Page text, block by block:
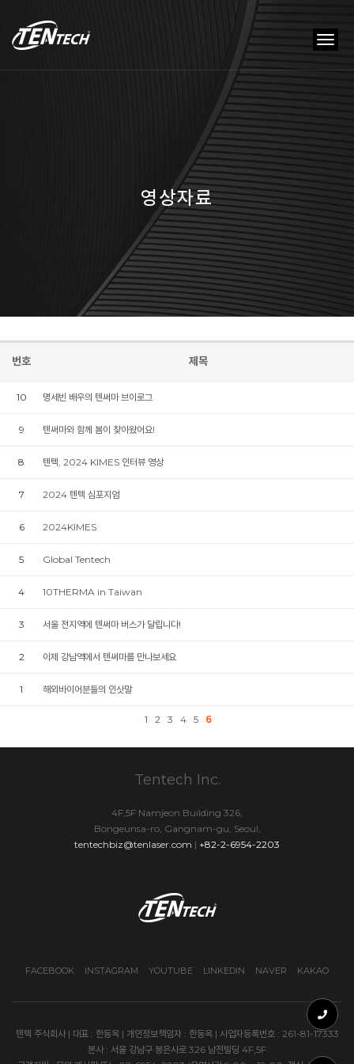
영상자료
번호 제목
10 명세빈 배우의 텐써마 브이로그
9 텐써마와 함께 봄이 찾아왔어요!
8 텐텍, 2024 KIMES 인터뷰 영상
7 2024 텐텍 심포지엄
6 2024KIMES
5 Global Tentech
4 10THERMA in Taiwan
3 서울 전지역에 텐써마 버스가 달립니다!
2 이제 강남역에서 텐써마를 만나보세요
1 해외바이어분들의 인삿말
1 2 3 4 5 6
Tentech Inc.
4F,5F Namjeon Building 326,
Bongeunsa-ro, Gangnam-gu, Seoul,
tentechbiz@tenlaser.com | +82-2-6954-2203
FACEBOOK INSTAGRAM YOUTUBE LINKEDIN NAVER KAKAO
텐텍 주식회사 | 대표 : 한동옥 | 개인정보책임자 : 한동옥 | 사업자등록번호 : 261-81-17333
본사 : 서울 강남구 봉은사로 326 남전빌딩 4F,5F